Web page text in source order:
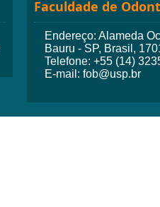
Faculdade de
Endereço: Alameda
Bauru - SP, Brasil,
Telefone: +55 (14)
E-mail: fob@usp.br